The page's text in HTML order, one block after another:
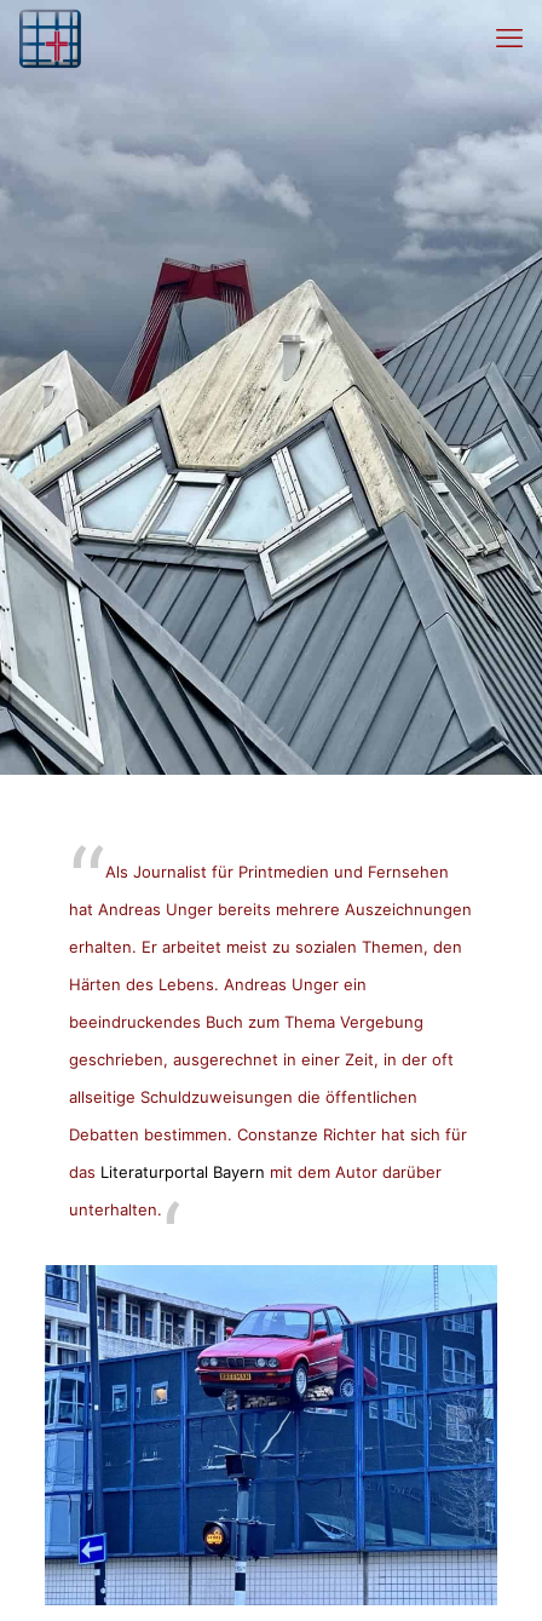
Als Journalist für Printmedien und Fernsehen
hat Andreas Unger bereits mehrere Auszeichnungen
erhalten. Er arbeitet meist zu sozialen Themen, den
Härten des Lebens. Andreas Unger ein
beeindruckendes Buch zum Thema Vergebung
geschrieben, ausgerechnet in einer Zeit, in der oft
allseitige Schuldzuweisungen die öffentlichen
Debatten bestimmen. Constanze Richter hat sich für
das Literaturportal Bayern mit dem Autor darüber
unterhalten.